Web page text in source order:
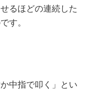
るほどの連続した
す。
中指で叩く」とい